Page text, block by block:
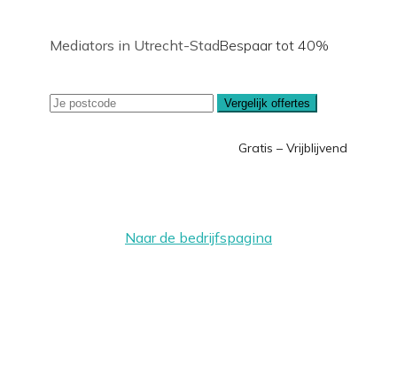
Mediators in Utrecht-StadBespaar tot 40%
Vergelijk offertes
Gratis – Vrijblijvend
Naar de bedrijfspagina